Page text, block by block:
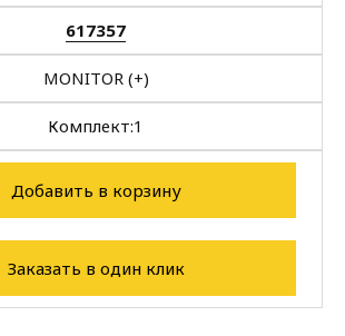
617357
MONITOR (+)
Комплект:1
Добавить в корзину
Заказать в один клик